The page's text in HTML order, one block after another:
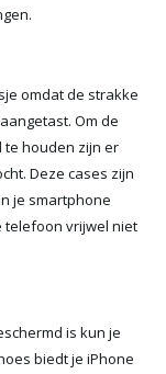
omdat de strakke
Om de
te houden zijn er
Deze cases zijn
je smartphone
telefoon vrijwel niet
is kun je
biedt je iPhone